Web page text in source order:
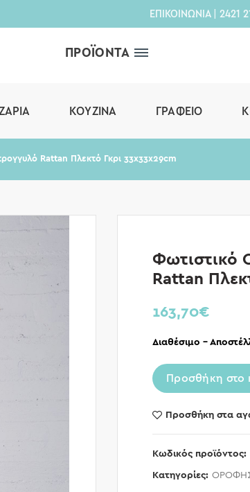
ΕΠΙΚΟΙΝΩΝΙΑ| 2421
ΠΡΟΪΟΝΤΑ
ΚΟΥΖΊΝΑ ΓΡΑΦΕΊΟ
Rattan Πλεκτό Γκρι 33x33x29cm
Φωτιστικό
Rattan
163,70€
Διαθέσιμο –
Προσθήκη στο
Προσθήκη στα
Κωδικός προϊόντος:
Κατηγορίες: